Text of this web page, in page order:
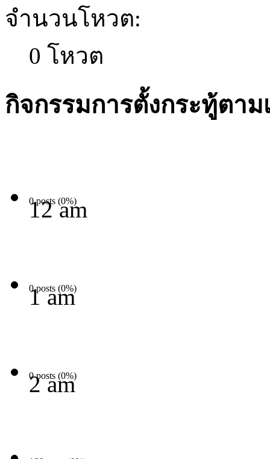
จำนวนโหวต:
0 โหวต
กิจกรรมการตั้งกระทู้ตาม
0 posts (0%)
12 am
0 posts (0%)
1 am
0 posts (0%)
2 am